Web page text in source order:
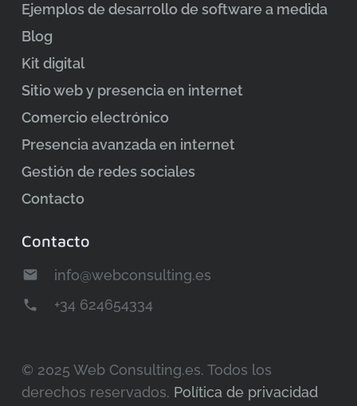
Ejemplos de desarrollo de software a medida
Blog
Kit digital
Sitio web y presencia en internet
Comercio electrónico
Presencia avanzada en internet
Gestión de redes sociales
Contacto
Contacto
email info@webconsulting.es
phone +34 624654334
© 2025 Web Consulting.es. Todos los
derechos reservados. Política de privacidad